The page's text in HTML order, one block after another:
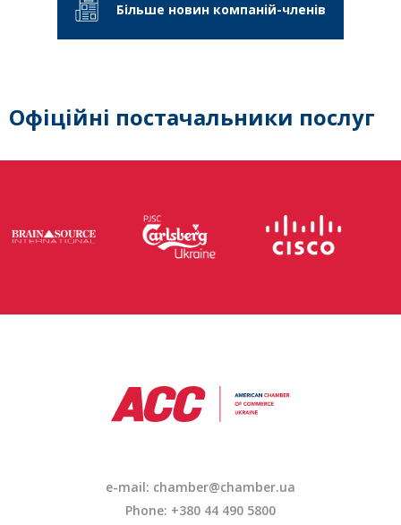
Більше новин компаній-членів
Офіційні постачальники послуг
e-mail: chamber@chamber.ua
Phone: +380 44 490 5800